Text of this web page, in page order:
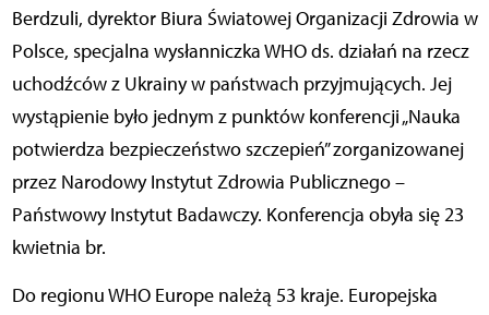
Berdzuli, dyrektor Biura Światowej Organizacji Zdrowia w
Polsce, specjalna wysłanniczka WHO ds. działań na rzecz
uchodźców z Ukrainy w państwach przyjmujących. Jej
wystąpienie było jednym z punktów konferencji „Nauka
potwierdza bezpieczeństwo szczepień” zorganizowanej
przez Narodowy Instytut Zdrowia Publicznego –
Państwowy Instytut Badawczy. Konferencja obyła się 23
kwietnia br.
Do regionu WHO Europe należą 53 kraje. Europejska